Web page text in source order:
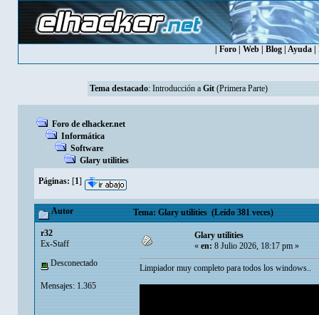
Foro| Web| Blog| Ayuda|
Tema destacado: Introducción a Git (Primera Parte)
Foro de elhacker.net
Informática
Software
Glary utilities
Páginas: [1]
Autor Tema: Glary utilities (Leído 381 veces)
r32
Ex-Staff
Desconectado
Mensajes: 1.365
Glary utilities
«en:8 Julio 2026, 18:17 pm »
Limpiador muy completo para todos los windows..